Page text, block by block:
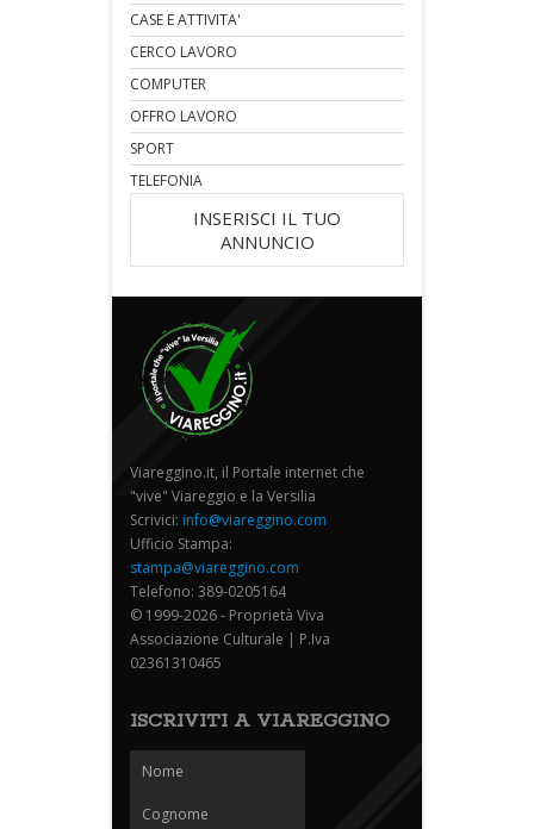
CASE E ATTIVITA'
CERCO LAVORO
COMPUTER
OFFRO LAVORO
SPORT
TELEFONIA
INSERISCI IL TUO
ANNUNCIO
Viareggino.it, il Portale internet che
"vive" Viareggio e la Versilia
Scrivici: info@viareggino.com
Ufficio Stampa:
stampa@viareggino.com
Telefono: 389-0205164
© 1999-2026 - Proprietà Viva
Associazione Culturale | P.Iva
02361310465
ISCRIVITI A VIAREGGINO